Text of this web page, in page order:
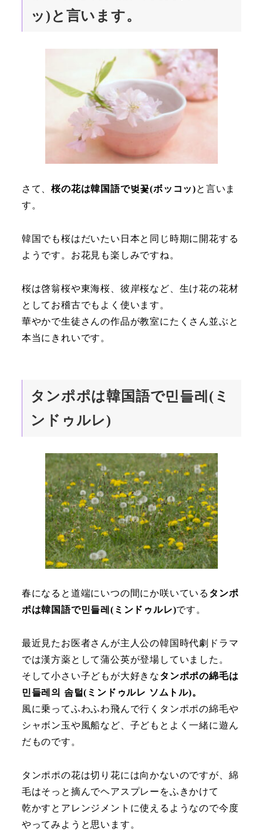
ッ)と言います。
さて、桜の花は韓国語で벚꽃(ボッコッ)と言いま
す。
韓国でも桜はだいたい日本と同じ時期に開花する
ようです。お花見も楽しみですね。
桜は啓翁桜や東海桜、彼岸桜など、生け花の花材
としてお稽古でもよく使います。
華やかで生徒さんの作品が教室にたくさん並ぶと
本当にきれいです。
タンポポは韓国語で민들레(ミ
ンドゥルレ)
春になると道端にいつの間にか咲いている タンポ
ポは韓国語で민들레(ミンドゥルレ)です。
最近見たお医者さんが主人公の韓国時代劇ドラマ
では漢方薬として蒲公英が登場していました。
そして小さい子どもが大好きなタンポポの綿毛は
민들레의 솜털(ミンドゥルレ ソムトル)。
風に乗ってふわふわ飛んで行くタンポポの綿毛や
シャボン玉や風船など、子どもとよく一緒に遊ん
だものです。
タンポポの花は切り花には向かないのですが、綿
毛はそっと摘んでヘアスプレーをふきかけて
乾かすとアレンジメントに使えるようなので今度
やってみようと思います。